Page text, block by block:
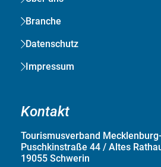
Branche
Datenschutz
Impressum
Kontakt
Tourismusverband
Puschkinstraße 44 / Altes
19055 Schwerin